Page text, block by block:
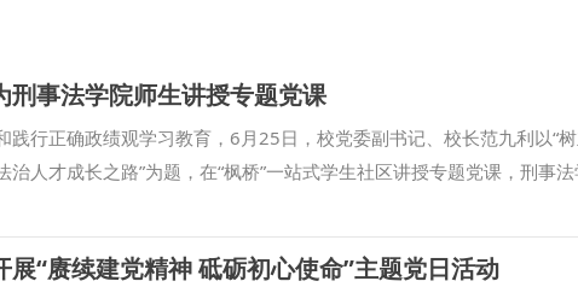
刑事法学院师生讲授专题党课
践行正确政绩观学习教育，6月25日，校党委副书记、校长范九利以“
治人才成长之路”为题，在“枫桥”一站式学生社区讲授专题党课，刑事法
学习。会议由刑事法学院党委书记孙学龙主持。 范九利结合国家对法治
、自觉校正思想偏差、知行合一躬身践行三个维度，系统讲授了树立
和行动方向。他强调，要坚持以人民为中心，把为民造福作为最大政绩
展“赓续建党精神 砥砺初心使命”主题党日活动